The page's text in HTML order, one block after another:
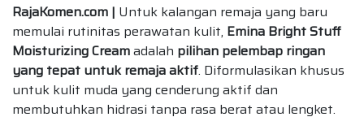
RajaKomen.com | Untuk kalangan remaja yang baru
memulai rutinitas perawatan kulit, Emina Bright Stuff
Moisturizing Creamadalah pilihan pelembap ringan
yang tepat untuk remaja aktif. Diformulasikan khusus
untuk kulit muda yang cenderung aktif dan
membutuhkan hidrasi tanpa rasa berat atau lengket.